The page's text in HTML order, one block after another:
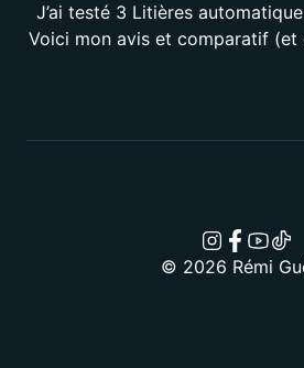
J’ai testé 3 Litières
Voici mon avis et comparatif (et
© 2026 Rémi